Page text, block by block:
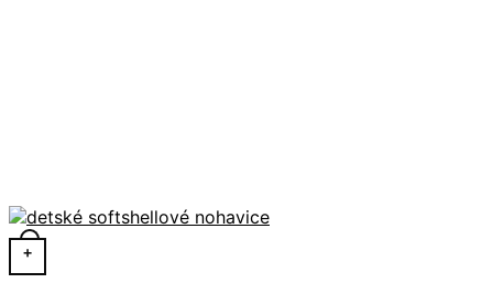
+
Tento produkt má viacero variantov. Možnosti si môžete